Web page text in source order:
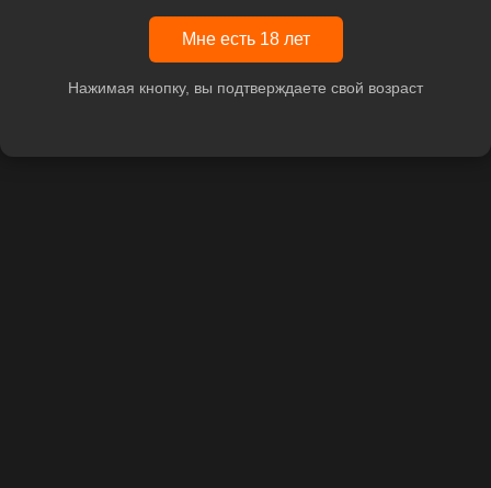
Мне есть 18 лет
Нажимая кнопку, вы подтверждаете свой возраст